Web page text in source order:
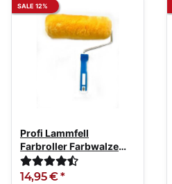
SALE 12%
Profi Lammfell
Farbroller Farbwalze
Malerrolle 27cm XXL
14,95 €*